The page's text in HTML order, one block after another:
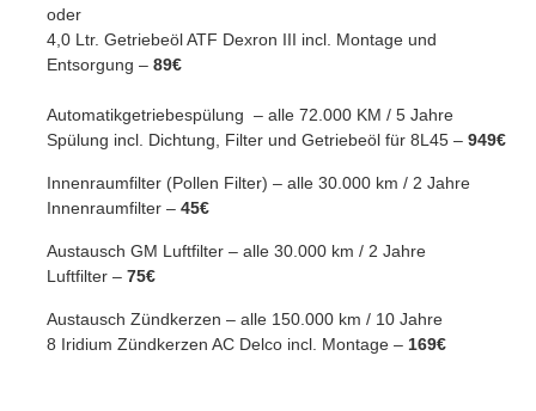
oder
4,0 Ltr. Getriebeöl ATF Dexron III incl. Montage und
Entsorgung – 89€
Automatikgetriebespülung – alle 72.000 KM / 5 Jahre
Spülung incl. Dichtung, Filter und Getriebeöl für 8L45 – 949€
Innenraumfilter (Pollen Filter) – alle 30.000 km / 2 Jahre
Innenraumfilter – 45€
Austausch GM Luftfilter – alle 30.000 km / 2 Jahre
Luftfilter – 75€
Austausch Zündkerzen – alle 150.000 km / 10 Jahre
8 Iridium Zündkerzen AC Delco incl. Montage – 169€